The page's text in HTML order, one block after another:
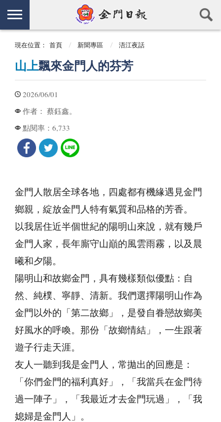
現在位置： 首頁 新聞專區 浯江夜話
山上飄來金門人的芬芳
2026/06/01
作者： 蔡鈺鑫。
點閱率： 6,733
金門人散居全球各地，四處都有機緣遇見金門
鄉親，綻放金門人特有氣質和品格的芳香。
以我居住近半個世紀的陽明山來說，就有幾戶
金門人家，長年廝守山巔的風雲雨霧，以及晨
曦和夕陽。
陽明山和故鄉金門，具有幾樣類似優點：自
然、純樸、寧靜、清新。我們選擇陽明山作為
金門以外的「第二故鄉」，是發自眷戀故鄉美
好風水的呼喚。那份「故鄉情結」，一生跟著
遊子行走天涯。
友人一聽到我是金門人，常拋出的回應是：
「你們金門的福利真好」，「我當兵在金門待
過一陣子」，「我最近才去金門玩過」，「我
媳婦是金門人」。